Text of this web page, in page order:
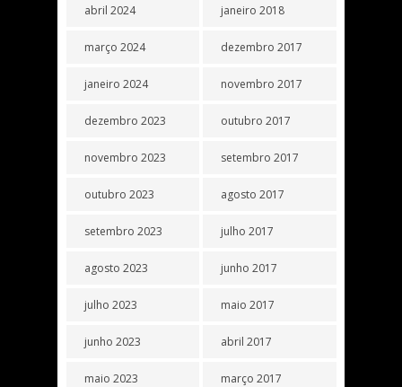
abril 2024
março 2024
janeiro 2024
dezembro 2023
novembro 2023
outubro 2023
setembro 2023
agosto 2023
julho 2023
junho 2023
maio 2023
janeiro 2018
dezembro 2017
novembro 2017
outubro 2017
setembro 2017
agosto 2017
julho 2017
junho 2017
maio 2017
abril 2017
março 2017